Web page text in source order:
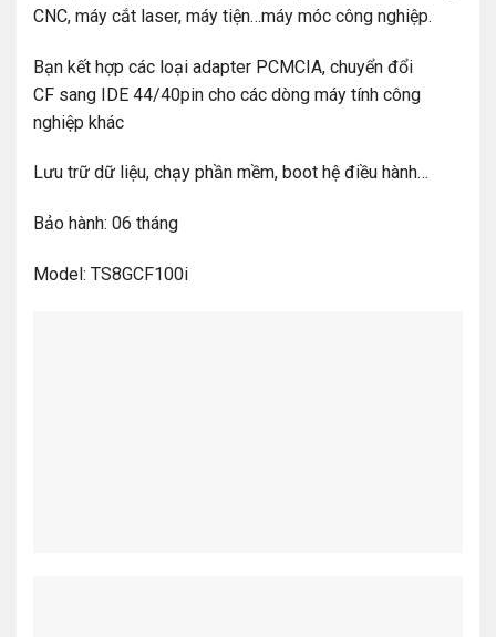
CNC, máy cắt laser, máy tiện…máy móc công nghiệp.
Bạn kết hợp các loại adapter PCMCIA, chuyển đổi
CF sang IDE 44/40pin cho các dòng máy tính công
nghiệp khác
Lưu trữ dữ liệu, chạy phần mềm, boot hệ điều hành…
Bảo hành: 06 tháng
Model: TS8GCF100i